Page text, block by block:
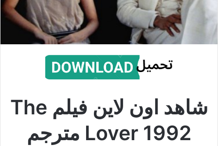
شاهد اون لاين فيلم The
Lover 1992 مترجم